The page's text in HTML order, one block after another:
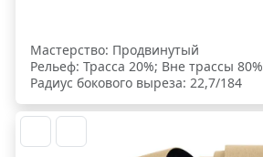
Мастерство: Продвинутый
Рельеф: Трасса 20%; Вне трассы 80%
Радиус бокового выреза: 22,7/184